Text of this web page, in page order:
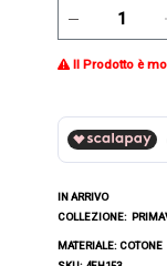
Il Prodotto è
IN ARRIVO
COLLEZIONE:
MATERIALE: COTONE